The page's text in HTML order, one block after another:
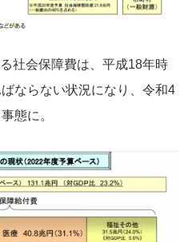
社会保障費は、平成18年時
ならない状況になり、令和4
態に。